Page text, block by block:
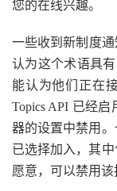
您的在线兴趣。
一些收到新制度
认为这个术语具
能认为他们正在
Topics API 已经
器的设置中禁用
已选择加入，其
愿意，可以禁用该